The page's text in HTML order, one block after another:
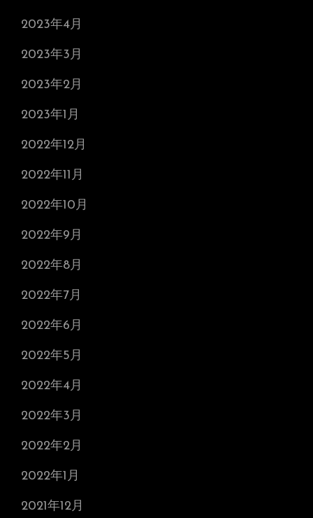
2023年4月
2023年3月
2023年2月
2023年1月
2022年12月
2022年11月
2022年10月
2022年9月
2022年8月
2022年7月
2022年6月
2022年5月
2022年4月
2022年3月
2022年2月
2022年1月
2021年12月